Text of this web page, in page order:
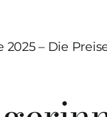
2025 – Die